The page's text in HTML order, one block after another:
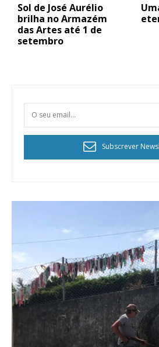
Sol de José Aurélio
brilha no Armazém
das Artes até 1 de
setembro
Subscrever